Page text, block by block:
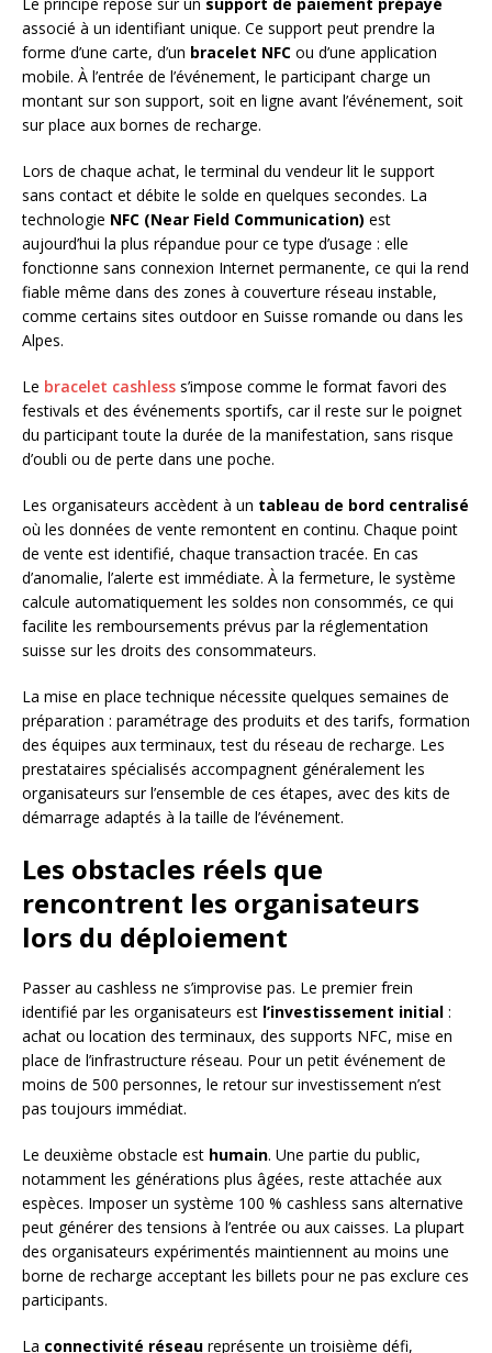
associé à un identifiant unique. Ce support peut prendre la
forme d’une carte, d’un bracelet NFC ou d’une application
mobile. À l’entrée de l’événement, le participant charge un
montant sur son support, soit en ligne avant l’événement, soit
sur place aux bornes de recharge.
Lors de chaque achat, le terminal du vendeur lit le support
sans contact et débite le solde en quelques secondes. La
technologie NFC (Near Field Communication) est
aujourd’hui la plus répandue pour ce type d’usage : elle
fonctionne sans connexion Internet permanente, ce qui la rend
fiable même dans des zones à couverture réseau instable,
comme certains sites outdoor en Suisse romande ou dans les
Alpes.
Le bracelet cashless s’impose comme le format favori des
festivals et des événements sportifs, car il reste sur le poignet
du participant toute la durée de la manifestation, sans risque
d’oubli ou de perte dans une poche.
Les organisateurs accèdent à un tableau de bord centralisé
où les données de vente remontent en continu. Chaque point
de vente est identifié, chaque transaction tracée. En cas
d’anomalie, l’alerte est immédiate. À la fermeture, le système
calcule automatiquement les soldes non consommés, ce qui
facilite les remboursements prévus par la réglementation
suisse sur les droits des consommateurs.
La mise en place technique nécessite quelques semaines de
préparation : paramétrage des produits et des tarifs, formation
des équipes aux terminaux, test du réseau de recharge. Les
prestataires spécialisés accompagnent généralement les
organisateurs sur l’ensemble de ces étapes, avec des kits de
démarrage adaptés à la taille de l’événement.
Les obstacles réels que
rencontrent les organisateurs
lors du déploiement
Passer au cashless ne s’improvise pas. Le premier frein
identifié par les organisateurs est l’investissement initial :
achat ou location des terminaux, des supports NFC, mise en
place de l’infrastructure réseau. Pour un petit événement de
moins de 500 personnes, le retour sur investissement n’est
pas toujours immédiat.
Le deuxième obstacle est humain. Une partie du public,
notamment les générations plus âgées, reste attachée aux
espèces. Imposer un système 100 % cashless sans alternative
peut générer des tensions à l’entrée ou aux caisses. La plupart
des organisateurs expérimentés maintiennent au moins une
borne de recharge acceptant les billets pour ne pas exclure ces
participants.
La connectivité réseau représente un troisième défi,